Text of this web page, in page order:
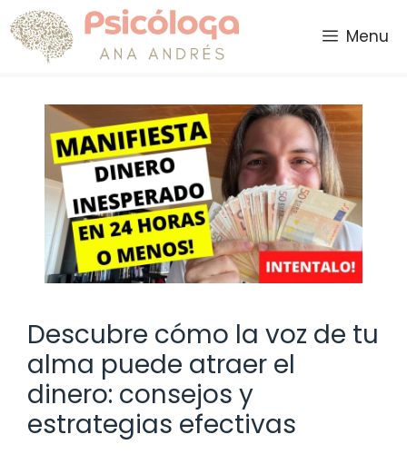
Saltar
al
contenido
Menu
Descubre cómo la voz de tu
alma puede atraer el
dinero: consejos y
estrategias efectivas